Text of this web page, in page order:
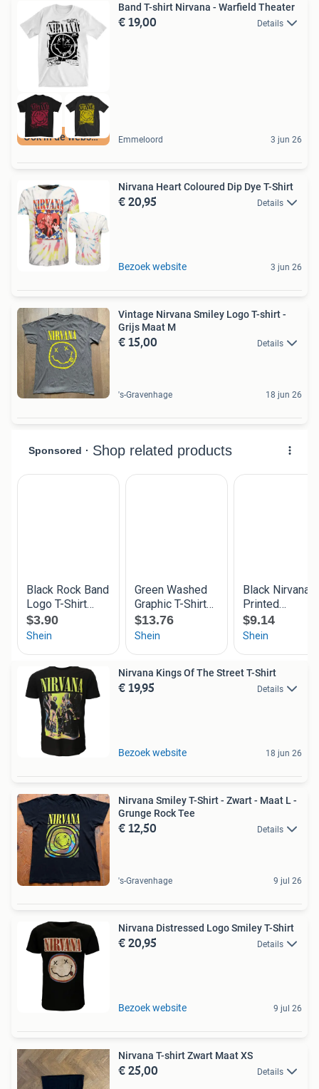
Ook in de webshop
Band T-shirt Nirvana - Warfield Theater
€ 19,00 Details
Emmeloord 3 jun 26
Nirvana Heart Coloured Dip Dye T-Shirt
€ 20,95 Details
Bezoek website 3 jun 26
Vintage Nirvana Smiley Logo T-shirt -
Grijs Maat M
€ 15,00 Details
's-Gravenhage 18 jun 26
Nirvana Kings Of The Street T-Shirt
€ 19,95 Details
Bezoek website 18 jun 26
Nirvana Smiley T-Shirt - Zwart - Maat L -
Grunge Rock Tee
€ 12,50 Details
's-Gravenhage 9 jul 26
Nirvana Distressed Logo Smiley T-Shirt
€ 20,95 Details
Bezoek website 9 jul 26
Nirvana T-shirt Zwart Maat XS
€ 25,00 Details